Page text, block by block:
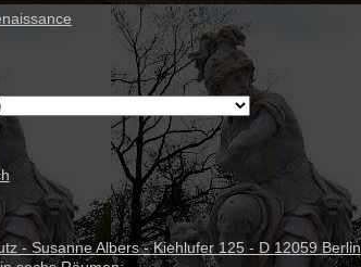
- Susanne Albers - Kiehlufer 125 - D 12059 Berlin